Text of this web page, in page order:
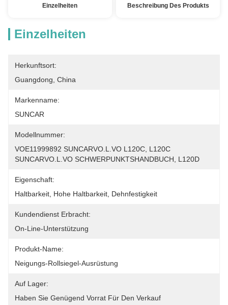
Einzelheiten Beschreibung Des Produkts
Einzelheiten
Herkunftsort:
Guangdong, China
Markenname:
SUNCAR
Modellnummer:
VOE11999892 SUNCARVO.L.VO L120C, L120C
SUNCARVO.L.VO SCHWERPUNKTSHANDBUCH, L120D
Eigenschaft:
Haltbarkeit, Hohe Haltbarkeit, Dehnfestigkeit
Kundendienst Erbracht:
On-Line-Unterstützung
Produkt-Name:
Neigungs-Rollsiegel-Ausrüstung
Auf Lager:
Haben Sie Genügend Vorrat Für Den Verkauf